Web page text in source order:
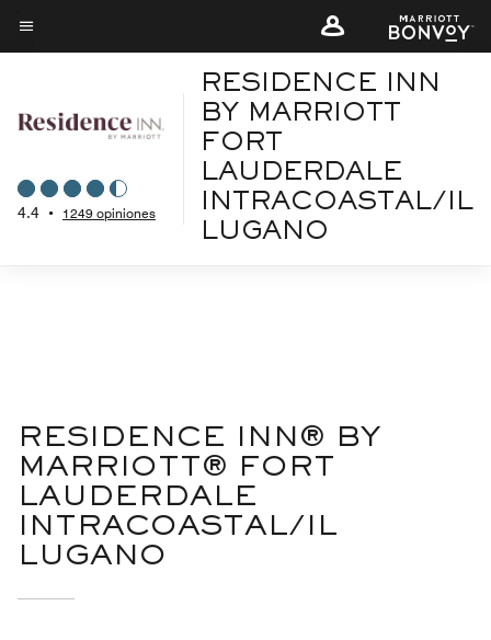
Skip
toTexto del menú
4.4 • 1249 opiniones
RESIDENCE INN
BY MARRIOTT
FORT
LAUDERDALE
INTRACOASTAL/IL
LUGANO
RESIDENCE INN® BY
MARRIOTT® FORT
LAUDERDALE
INTRACOASTAL/IL
LUGANO